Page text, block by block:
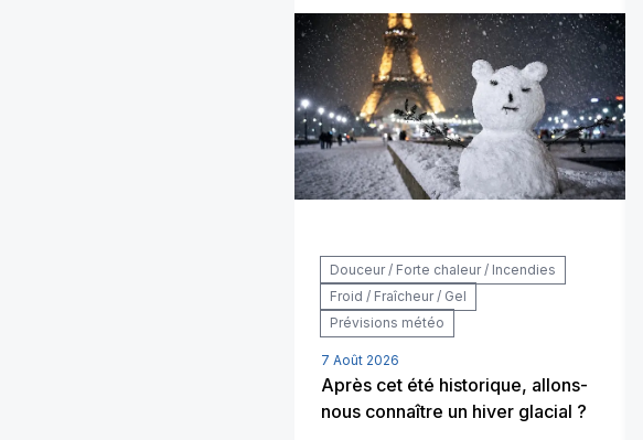
Douceur / Forte chaleur / Incendies
Froid / Fraîcheur / Gel
Prévisions météo
7 Août 2026
Après cet été historique, allons-
nous connaître un hiver glacial ?